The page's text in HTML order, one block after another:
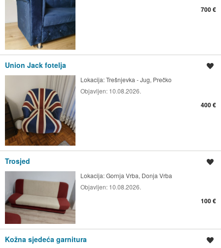
700 €
Union Jack fotelja
Lokacija:Trešnjevka - Jug, Prečko
Objavljen: 10.08.2026.
400 €
Trosjed
Lokacija:Gornja Vrba, Donja Vrba
Objavljen: 10.08.2026.
100 €
Kožna sjedeća garnitura